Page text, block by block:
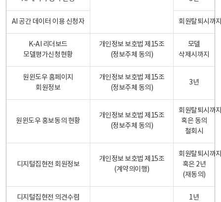
AI 공간 데이터 이용 신청자 회원탈퇴시까
K-AI 리더보드
모델평가신청현황
개인정보 보호법 제15조
(정보주체 동의)
모델
삭제시까지
원윈도우 홈페이지
회원정보
개인정보 보호법 제15조
(정보주체 동의)
3년
원윈도우 홍보동의 현황
개인정보 보호법 제15조
(정보주체 동의)
회원탈퇴시까
혹은 동의
철회시
디지털집현전 회원정보
개인정보 보호법 제15조
(계약의이행)
회원탈퇴시까
혹은 2년
(재동의)
디지털집현전 의견수렴 1년